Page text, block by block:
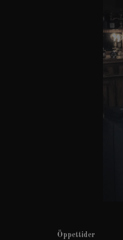
Öppettider